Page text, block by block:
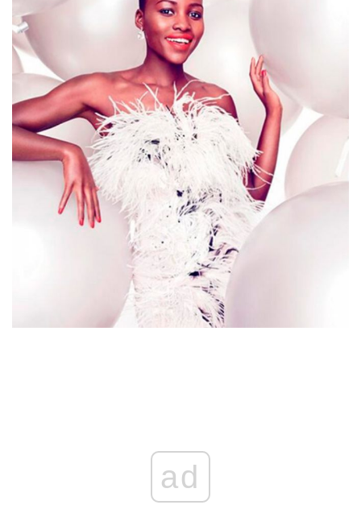
ad